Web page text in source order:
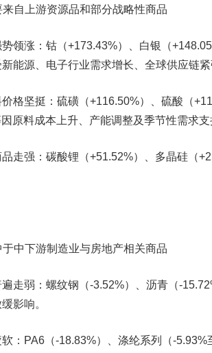
来自上游资源品和部分战略性商品
领涨 ：钴（+173.43%）、白银（
能源、电子行业需求增长、全球供应链
格坚挺 ：硫磺（+116.50%）、硫酸（
因原料成本上升、产能调整及季节性需求
走强 ：碳酸锂（+51.52%）、多晶硅（
中下游制造业与房地产相关商品
走弱 ：螺纹钢（-3.52%）、沥青（-
影响。
软 ：PA6（-18.83%）、涤纶系列（-